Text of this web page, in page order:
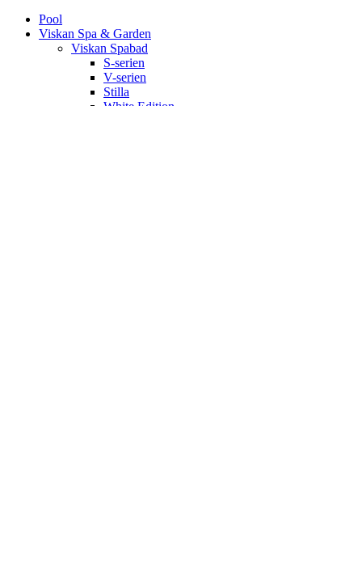
Pool
Viskan Spa & Garden
Viskan Spabad
S-serien
V-serien
Stilla
White Edition